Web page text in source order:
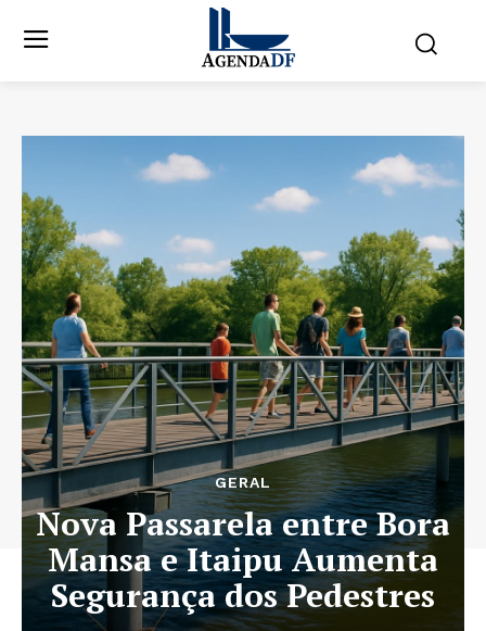
GERAL
Nova Passarela entre Bora
Mansa e Itaipu Aumenta
Segurança dos Pedestres